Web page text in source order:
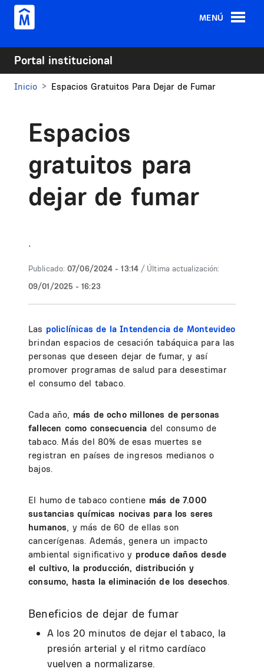
Pasar al contenido principal
MENÚ
Portal institucional
Inicio Espacios Gratuitos Para Dejar de Fumar
Espacios
gratuitos para
dejar de fumar
.
Publicado: 07/06/2024 - 13:14 / Última actualización:
09/01/2025 - 16:23
Las policlínicas de la Intendencia de Montevideo
brindan espacios de cesación tabáquica para las
personas que deseen dejar de fumar, y así
promover programas de salud para desestimar
el consumo del tabaco.
Cada año, más de ocho millones de personas
fallecen como consecuencia del consumo de
tabaco. Más del 80% de esas muertes se
registran en países de ingresos medianos o
bajos.
El humo de tabaco contiene más de 7.000
sustancias químicas nocivas para los seres
humanos, y más de 60 de ellas son
cancerígenas. Además, genera un impacto
ambiental significativo y produce daños desde
el cultivo, la producción, distribución y
consumo, hasta la eliminación de los desechos.
Beneficios de dejar de fumar
A los 20 minutos de dejar el tabaco, la
presión arterial y el ritmo cardíaco
vuelven a normalizarse.